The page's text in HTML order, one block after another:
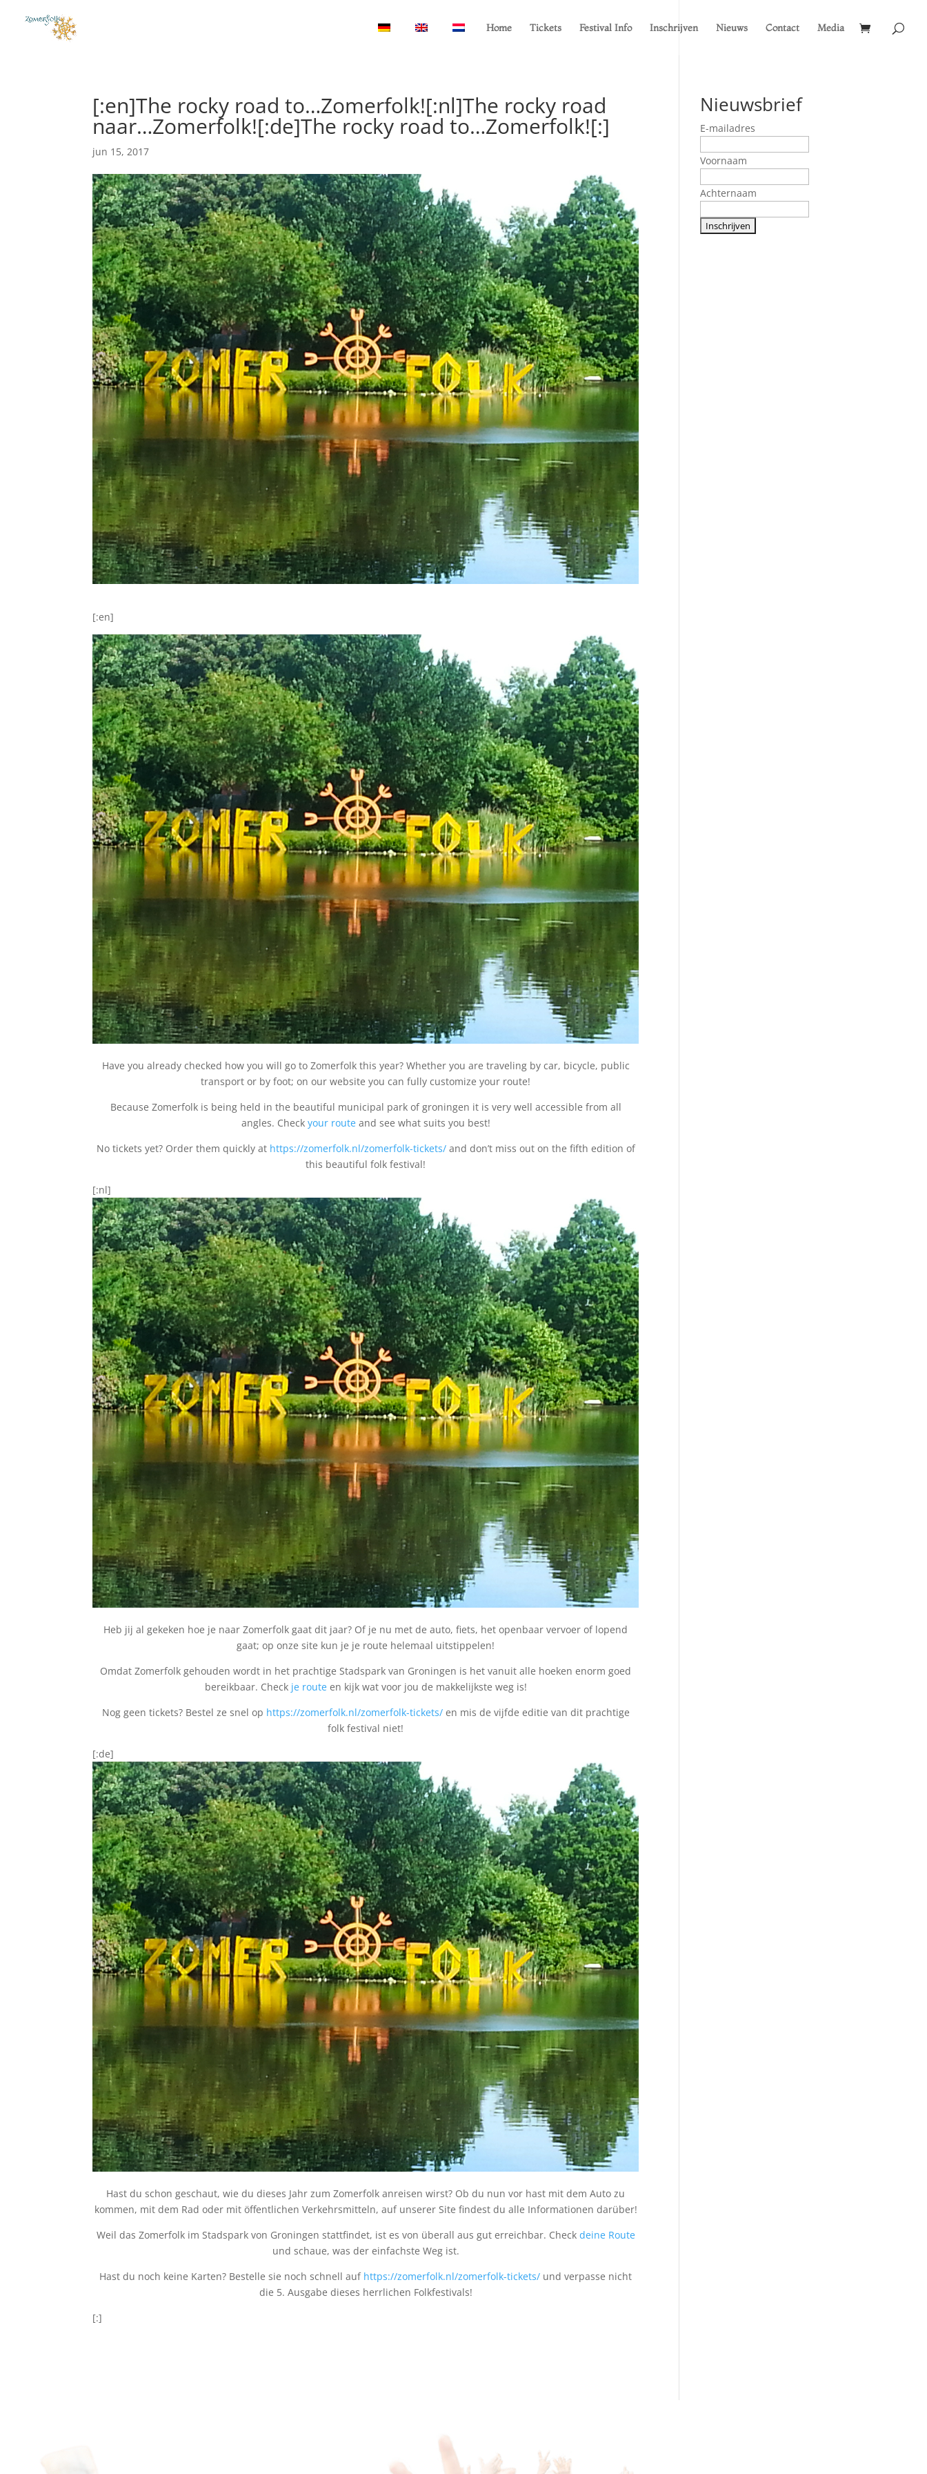
Home Tickets Festival Info Inschrijven Nieuws Contact Media
[:en]The rocky road to…Zomerfolk![:nl]The rocky road
naar…Zomerfolk![:de]The rocky road to…Zomerfolk![:]
jun 15, 2017
[:en]
Have you already checked how you will go to Zomerfolk this year? Whether you are traveling by car, bicycle, public
transport or by foot; on our website you can fully customize your route!
Because Zomerfolk is being held in the beautiful municipal park of groningen it is very well accessible from all
angles. Check your routeand see what suits you best!
No tickets yet? Order them quickly at https://zomerfolk.nl/zomerfolk-tickets/and don’t miss out on the fifth edition of
this beautiful folk festival!
[:nl]
Heb jij al gekeken hoe je naar Zomerfolk gaat dit jaar? Of je nu met de auto, fiets, het openbaar vervoer of lopend
gaat; op onze site kun je je route helemaal uitstippelen!
Omdat Zomerfolk gehouden wordt in het prachtige Stadspark van Groningen is het vanuit alle hoeken enorm goed
bereikbaar. Check je routeen kijk wat voor jou de makkelijkste weg is!
Nog geen tickets? Bestel ze snel op https://zomerfolk.nl/zomerfolk-tickets/en mis de vijfde editie van dit prachtige
folk festival niet!
[:de]
Hast du schon geschaut, wie du dieses Jahr zum Zomerfolk anreisen wirst? Ob du nun vor hast mit dem Auto zu
kommen, mit dem Rad oder mit öffentlichen Verkehrsmitteln, auf unserer Site findest du alle Informationen darüber!
Weil das Zomerfolk im Stadspark von Groningen stattfindet, ist es von überall aus gut erreichbar. Check deine Route
und schaue, was der einfachste Weg ist.
Hast du noch keine Karten? Bestelle sie noch schnell auf https://zomerfolk.nl/zomerfolk-tickets/ und verpasse nicht
die 5. Ausgabe dieses herrlichen Folkfestivals!
[:]
Nieuwsbrief
E-mailadres
Voornaam
Achternaam